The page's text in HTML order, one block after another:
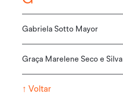
Gabriela Sotto Mayor
Graça Marelene Seco e Silva
↑ Voltar